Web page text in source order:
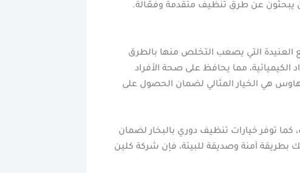
يبحثون عن طرق تنظيف متقدمة وفعّالة.
العنيدة التي يصعب التخلص منها بالطرق
الكيميائية، مما يحافظ على صحة الأفراد
هي الخيار المثالي لضمان الحصول على
توفر خيارات تنظيف دوري بالبخار لضمان
بطريقة آمنة وصديقة للبيئة، فإن شركة كلين